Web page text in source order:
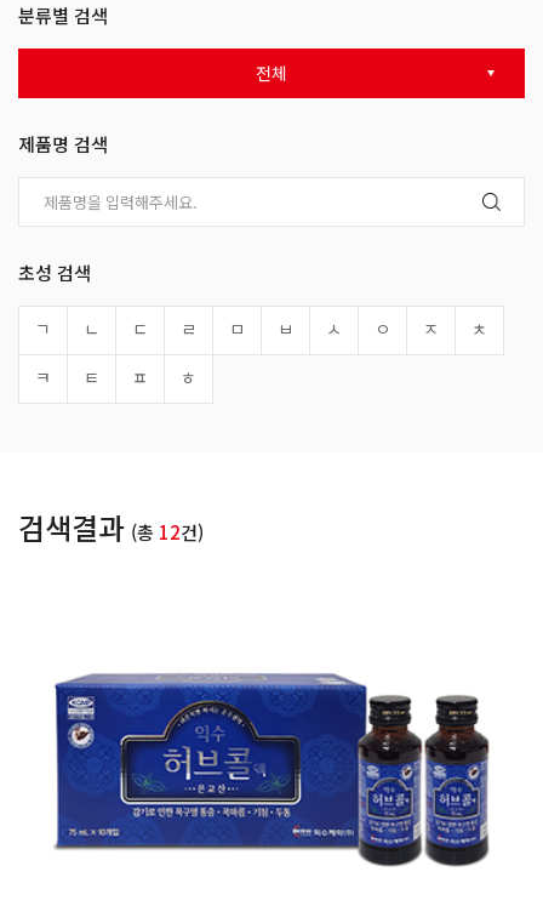
분류별 검색
전체
제품명 검색
초성 검색
ㄱ ㄴ ㄷ ㄹ ㅁ ㅂ ㅅ ㅇ ㅈ
ㅊ
ㅋ
ㅌ ㅍ ㅎ
검색결과 (총 12건)